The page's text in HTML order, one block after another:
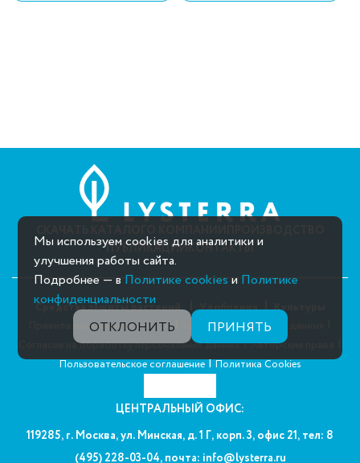
ПУБЛИКАЦИИКОНТАКТЫ
Средства защиты растений Удобрения Культуры
Правила пользования сайтом Защита персональных данных
Согласие на обработку персональных данных |Авторские права
Пользовательское соглашение |Политика Cookies
ЦЕНТРАЛЬНЫЙ ОФИС:
119285, г. Москва, ул. Минская, д. 1 Г, корп. 3, офис 21, тел: 8
(495) 228-03-04, почта: info@lysterra.ru
Мы используем cookies для аналитики и
улучшения работы сайта.
Подробнее — в Политике cookies и Политике
конфиденциальности
ОТКЛОНИТЬ
ПРИНЯТЬ